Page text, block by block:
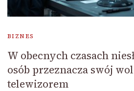
BIZNES
W obecnych czasach
osób przeznacza swój
telewizorem